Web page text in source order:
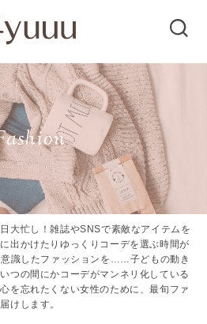
大忙し！雑誌やSNSで素敵なアイテムを
出かけたりゆっくりコーデを選ぶ時間が
識したファッションを……子どもの動き
つの間にかコーデがマンネリ化している
を忘れたくない女性のために、最旬ファ
けします。